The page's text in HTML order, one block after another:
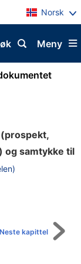
Norsk
Meny
og samtykke til
-
Neste kapittel